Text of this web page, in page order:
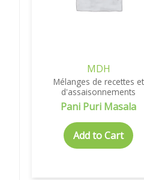
MDH
Mélanges de recettes et
d'assaisonnements
Pani Puri Masala
Add to Cart